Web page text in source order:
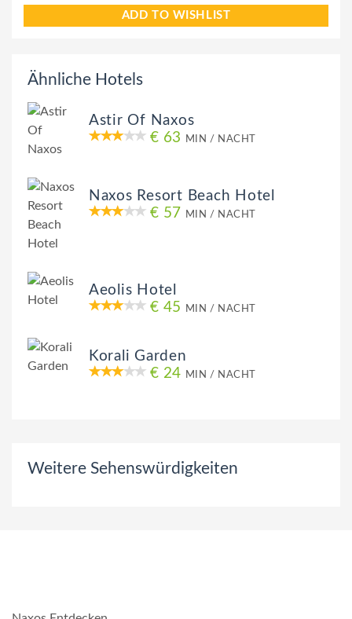
ADD TO WISHLIST
Ähnliche Hotels
Astir Of Naxos
€ 63
MIN / NACHT
Naxos Resort Beach Hotel
€ 57
MIN / NACHT
Aeolis Hotel
€ 45
MIN / NACHT
Korali Garden
€ 24 MIN / NACHT
Weitere Sehenswürdigkeiten